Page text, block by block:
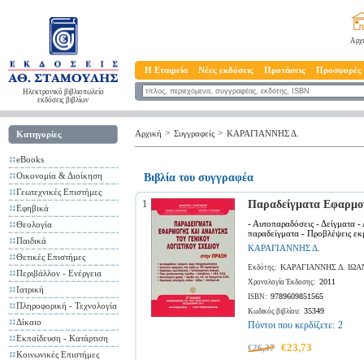
Ηλεκτρονικό βιβλιοπωλείο
εκδόσεις βιβλίων
Η Εταιρεία Νέες εκδόσεις Προτάσεις Προσφορές
Κατηγορίες
eBooks
Οικονομία & Διοίκηση
Γεωτεχνικές Επιστήμες
Εφηβικά
Θεολογία
Παιδικά
Θετικές Επιστήμες
Περιβάλλον - Ενέργεια
Ιατρική
Πληροφορική - Τεχνολογία
Δίκαιο
Εκπαίδευση - Κατάρτιση
Κοινωνικές Επιστήμες
Αρχική > Συγγραφείς > ΚΑΡΑΓΙΑΝΝΗΣ Δ.
Βιβλία του συγγραφέα
1 Παραδείγματα
- Αυτοπαραδόσεις - Δείγματα -
παραδείγματα - Προβλέψεις
ΚΑΡΑΓΙΑΝΝΗΣ Δ.
Εκδότης: ΚΑΡΑΓΙΑΝΝΗΣ Δ.
Χρονολογία Έκδοσης: 2011
ISBN: 9789609851565
Κωδικός βιβλίου: 35349
Πόντοι που κερδίζετε: 2
€26,37 €23,73